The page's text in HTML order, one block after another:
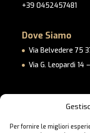
Per fornire le migliori
+39 0452457481
Dove Siamo
Via Belvedere 75
Via G. Leopardi 14
Cookie Policy